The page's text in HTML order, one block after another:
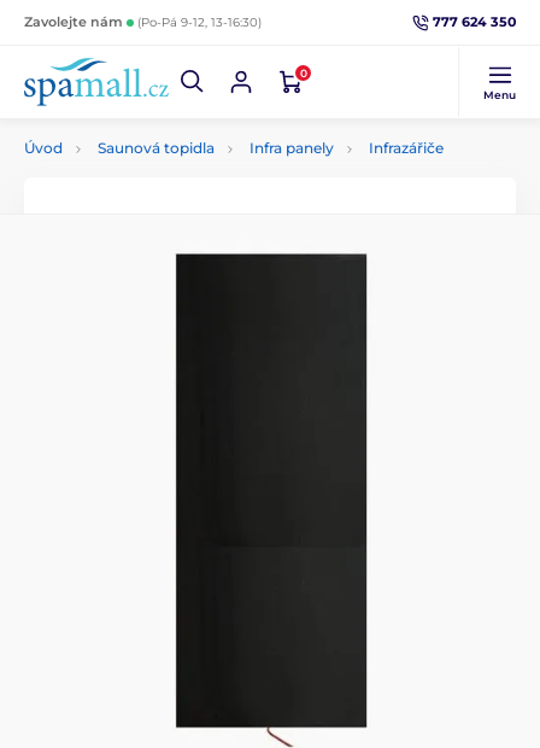
Zavolejte nám (Po-Pá 9-12, 13-16:30) 777 624 350
0
Menu
Úvod Saunová topidla Infra panely Infrazářiče